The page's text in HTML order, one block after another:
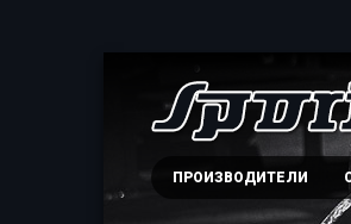
ПРОИЗВОДИТЕЛИ